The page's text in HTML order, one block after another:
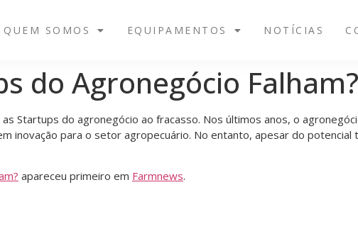
QUEM SOMOS EQUIPAMENTOS NOTÍCIAS
do Agronegócio Falham?
as Startups do agronegócio ao fracasso. Nos últimos anos, o
inovação para o setor agropecuário. No entanto, apesar do
apareceu primeiro em Farmnews.